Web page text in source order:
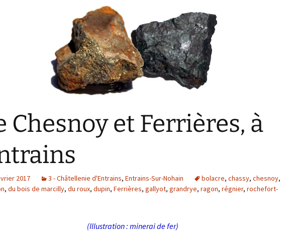
Baronnie de Saint-Verain
Comté d’Auxerre
Comté de Gien
Seigneurie de Courtenay
Comté de Sancerre
Chesnoy et Ferrières, à
2017 3 - Châtellenie d'Entrains, Entrains-Sur-Nohain bolacre, chassy, chesnoy,
, du bois de marcilly, du roux, dupin, Ferrières, gallyot, grandrye, ragon, régnier, rochefort-
(Illustration : minerai de fer)